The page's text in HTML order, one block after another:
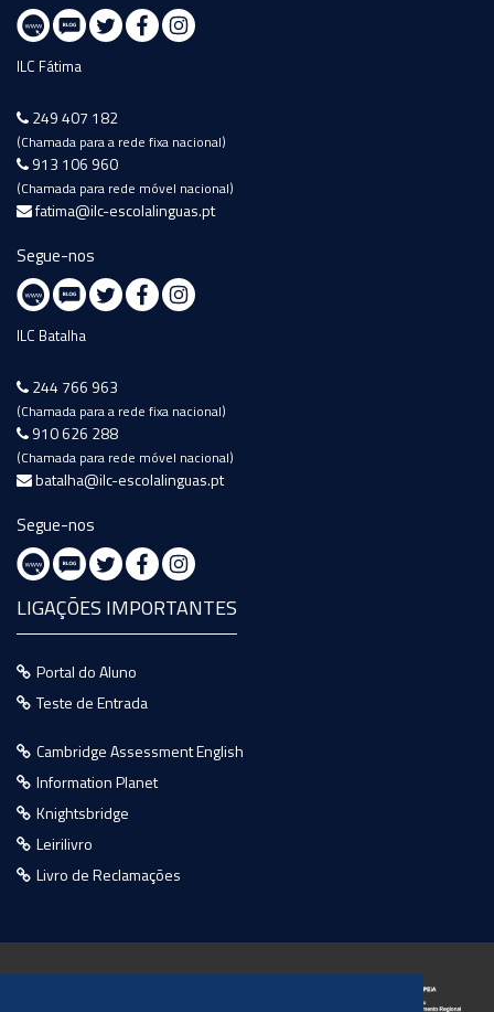
ILC Fátima
249 407 182
(Chamada para a rede fixa nacional)
913 106 960
(Chamada para rede móvel nacional)
fatima@ilc-escolalinguas.pt
Segue-nos
ILC Batalha
244 766 963
(Chamada para a rede fixa nacional)
910 626 288
(Chamada para rede móvel nacional)
batalha@ilc-escolalinguas.pt
Segue-nos
LIGAÇÕES IMPORTANTES
Portal do Aluno
Teste de Entrada
Cambridge Assessment English
Information Planet
Knightsbridge
Leirilivro
Livro de Reclamações